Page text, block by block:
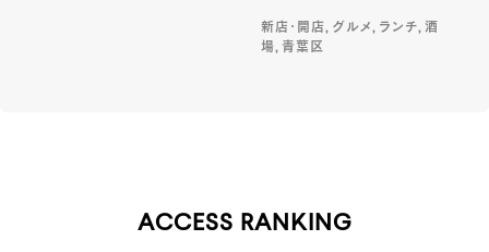
新店・開店, グルメ, ランチ, 酒
場, 青葉区
ACCESS RANKING